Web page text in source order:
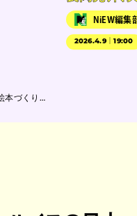
NiEW編集
2026.4.9｜19:00
法やメッセージを紐解く